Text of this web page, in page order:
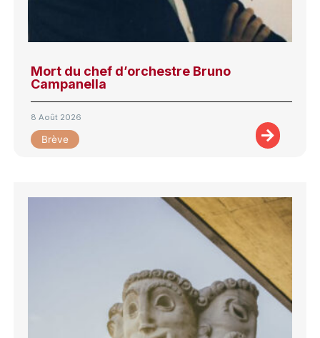
Mort du chef d’orchestre Bruno
Campanella
8 Août 2026
Brève